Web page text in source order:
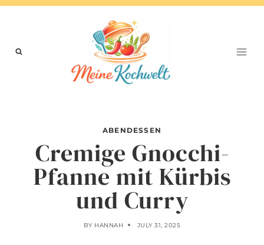
Skip
ABENDESSEN
Cremige Gnocchi-
Pfanne mit Kürbis
und Curry
BY HANNAH JULY 31, 2025